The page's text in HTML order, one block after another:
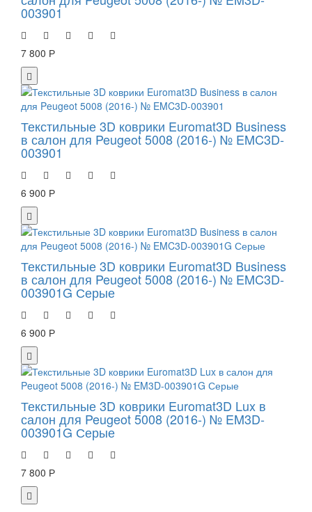
003901
7 800 Р
Текстильные 3D коврики Euromat3D Business
в салон для Peugeot 5008 (2016-) № EMC3D-
003901
6 900 Р
Текстильные 3D коврики Euromat3D Business
в салон для Peugeot 5008 (2016-) № EMC3D-
003901G Серые
6 900 Р
Текстильные 3D коврики Euromat3D Lux в
салон для Peugeot 5008 (2016-) № EM3D-
003901G Серые
7 800 Р